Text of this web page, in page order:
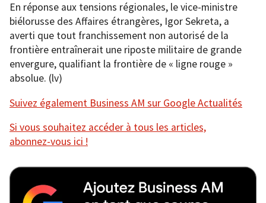
En réponse aux tensions régionales, le vice-ministre
biélorusse des Affaires étrangères, Igor Sekreta, a
averti que tout franchissement non autorisé de la
frontière entraînerait une riposte militaire de grande
envergure, qualifiant la frontière de « ligne rouge »
absolue. (lv)
Suivez également Business AM sur Google Actualités
Si vous souhaitez accéder à tous les articles,
abonnez-vous ici !